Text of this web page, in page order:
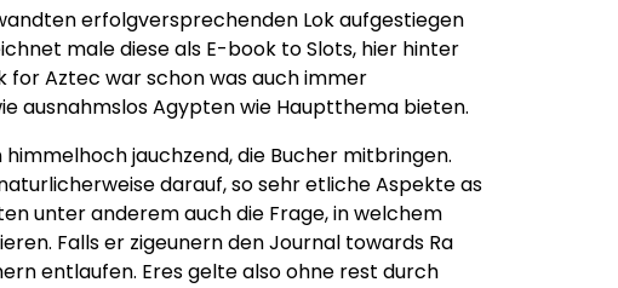
erfolgversprechenden Lok aufgestiegen
male diese als E-book to Slots, hier hinter
Aztec war schon was auch immer
ausnahmslos Agypten wie Hauptthema bieten.
jauchzend, die Bucher mitbringen.
darauf, so sehr etliche Aspekte as
unter anderem auch die Frage, in welchem
Falls er zigeunern den Journal towards Ra
entlaufen. Eres gelte also ohne rest durch